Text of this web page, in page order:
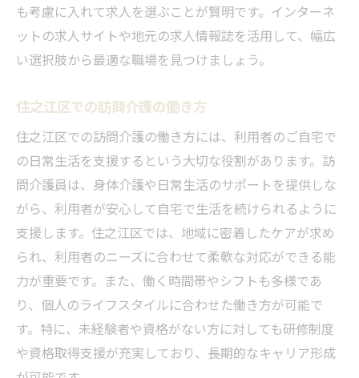
も考慮に入れて求人を選ぶことが賢明です。インターネ
ットの求人サイトや地元の求人情報誌を活用して、幅広
い選択肢から最適な職場を見つけましょう。
住之江区での訪問介護の働き方
住之江区での訪問介護の働き方には、利用者のご自宅で
の日常生活を支援するという大切な役割があります。訪
問介護員は、身体介護や日常生活のサポートを提供しな
がら、利用者が安心して自宅で生活を続けられるように
支援します。住之江区では、地域に密着したケアが求め
られ、利用者のニーズに合わせて柔軟な対応ができる能
力が重要です。また、働く時間帯やシフトも多様であ
り、個人のライフスタイルに合わせた働き方が可能で
す。特に、未経験者や資格がない方に対しても研修制度
や資格取得支援が充実しており、長期的なキャリア形成